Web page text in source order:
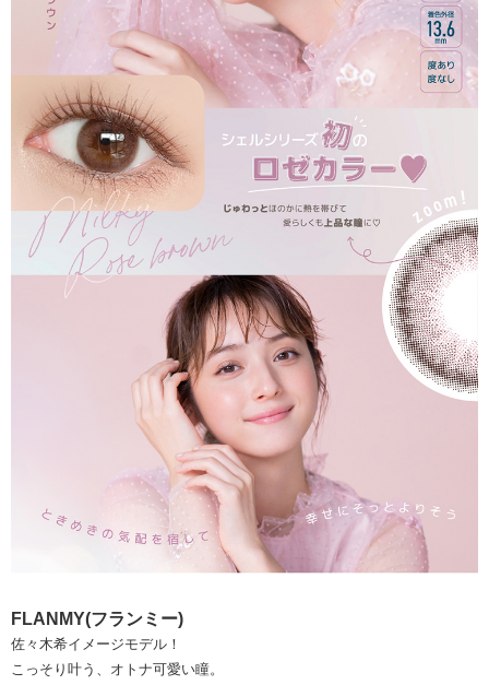
FLANMY(フランミー)
佐々木希イメージモデル！
こっそり叶う、オトナ可愛い瞳。